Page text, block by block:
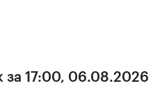
за 17:00, 06.08.2026